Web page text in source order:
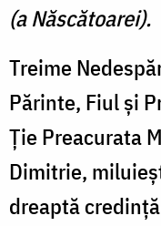
(a Născătoarei).
Treime
Părinte, Fiul şi
Ţie Preacu­rata
Dimitrie,
dreaptă